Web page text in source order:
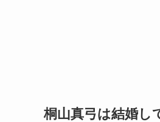
桐山真弓は結婚し